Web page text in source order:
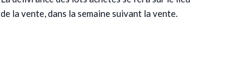
de la vente, dans la semaine suivant la vente.